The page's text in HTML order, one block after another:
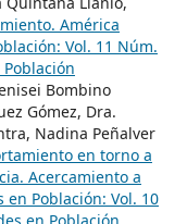
América
Vol. 11 Núm.
Población
Bombino
Gómez, Dra.
Nadina Peñalver
en torno a
Acercamiento a
en Población: Vol. 10